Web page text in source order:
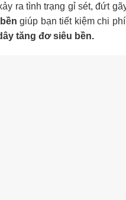
ra tình trạng gỉ sét, đứt
giúp bạn tiết kiệm chi
tăng đơ siêu bền.